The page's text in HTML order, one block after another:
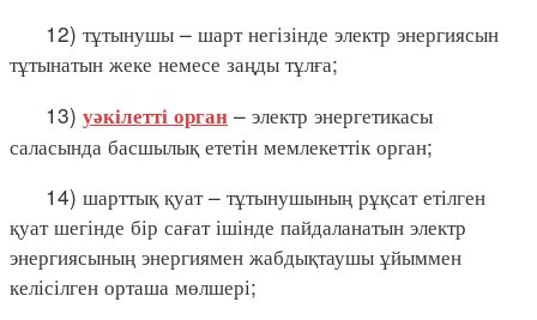
12) тұтынушы – шарт негізінде электр энергиясын
тұтынатын жеке немесе заңды тұлға;
13) уәкілетті орган – электр энергетикасы
саласында басшылық ететін мемлекеттік орган;
14) шарттық қуат – тұтынушының рұқсат етілген
қуат шегінде бір сағат ішінде пайдаланатын электр
энергиясының энергиямен жабдықтаушы ұйыммен
келісілген орташа мөлшері;